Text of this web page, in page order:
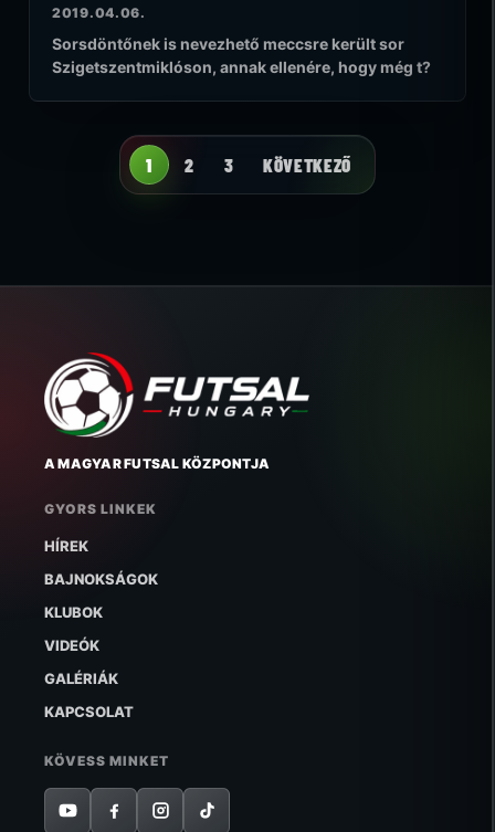
2019.04.06.
Sorsdöntőnek is nevezhető meccsre került sor
Szigetszentmiklóson, annak ellenére, hogy még t?
1 2 3 KÖVETKEZŐ
A MAGYAR FUTSAL KÖZPONTJA
GYORS LINKEK
HÍREK
BAJNOKSÁGOK
KLUBOK
VIDEÓK
GALÉRIÁK
KAPCSOLAT
KÖVESS MINKET